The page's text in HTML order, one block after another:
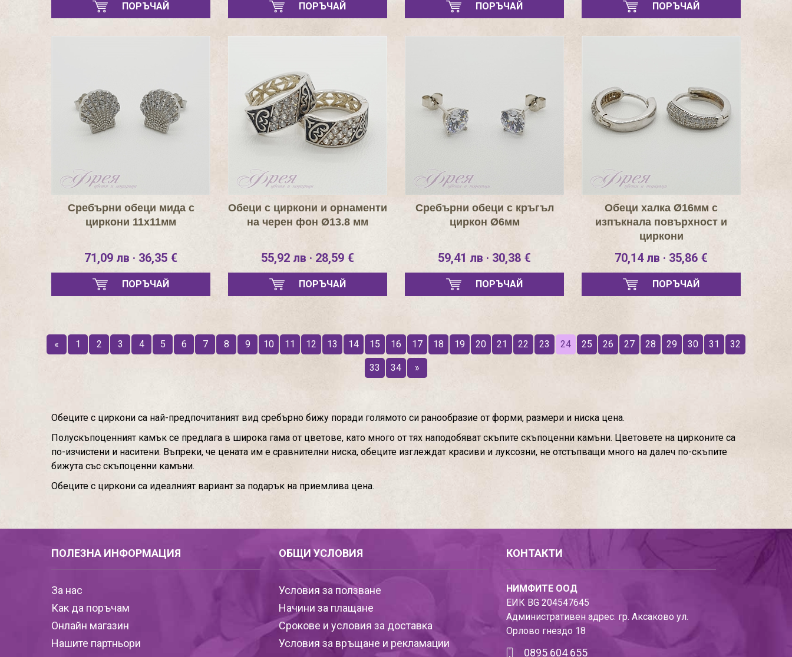
ПОРЪЧАЙ ПОРЪЧАЙ ПОРЪЧАЙ ПОРЪЧАЙ
Сребърни обеци мида с
циркони 11х11мм
71,09 лв · 36,35 €
ПОРЪЧАЙ
Обеци с циркони и орнаменти
на черен фон Ø13.8 мм
55,92 лв · 28,59 €
ПОРЪЧАЙ
Сребърни обеци с кръгъл
циркон Ø6мм
59,41 лв · 30,38 €
ПОРЪЧАЙ
Обеци халка Ø16мм с
изпъкнала повърхност и
циркони
70,14 лв · 35,86 €
ПОРЪЧАЙ
« 1 2 3 4 5 6 7 8 9 10 11 12 13 14 15 16 17 18 19 20 21 22 23 24 25 26 27 28 29 30 31 32
33 34 »
Обеците с циркони са най-предпочитаният вид сребърно бижу поради голямото си ранообразие от форми, размери и ниска цена.
Полускъпоценният камък се предлага в широка гама от цветове, като много от тях наподобяват скъпите скъпоценни камъни. Цветовете на цирконите са
по-изчистени и наситени. Въпреки, че цената им е сравнителни ниска, обеците изглеждат красиви и луксозни, не отстъпващи много на далеч по-скъпите
бижута със скъпоценни камъни.
Обеците с циркони са идеалният вариант за подарък на приемлива цена.
ПОЛЕЗНА ИНФОРМАЦИЯ
За нас
Как да поръчам
Онлайн магазин
Нашите партньори
ОБЩИ УСЛОВИЯ
Условия за ползване
Начини за плащане
Срокове и условия за доставка
Условия за връщане и рекламации
КОНТАКТИ
НИМФИТЕ ООД
ЕИК BG 204547645
Административен адрес: гр. Аксаково ул.
Орлово гнездо 18
0895 604 655